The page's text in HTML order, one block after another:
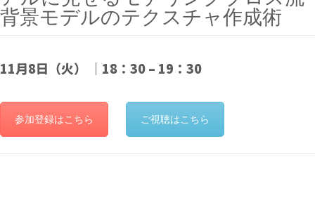
背景モデルのテクスチャ作成術
11月8日（火） ｜18：30 – 19：30
参加登録はこちら ご視聴はこちら